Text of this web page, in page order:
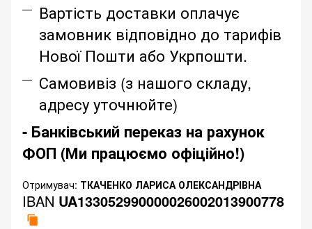
Вартість доставки оплачує
замовник відповідно до тарифів
Нової Пошти або Укрпошти.
Самовивіз (з нашого складу,
адресу уточнюйте)
- Банківський переказ на рахунок
ФОП (Ми працюємо офіційно!)
Отримувач: ТКАЧЕНКО ЛАРИСА ОЛЕКСАНДРІВНА
IBAN UA133052990000026002013900778